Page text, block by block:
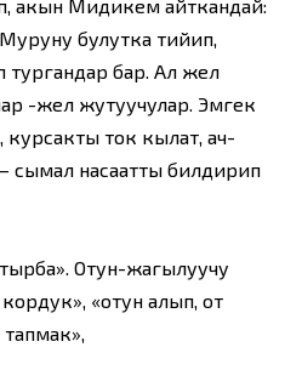
акын Мидикем айткандай:
Муруну булутка тийип,
тургандар бар. Ал жел
-жел жутуучулар. Эмгек
курсакты ток кылат, ач-
сымал насаатты билдирип
Отун-жагылуучу
«отун алып, от